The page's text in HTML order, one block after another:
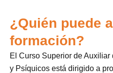
¿Quién puede
formación?
El Curso Superior de
y Psíquicos está dirigido a